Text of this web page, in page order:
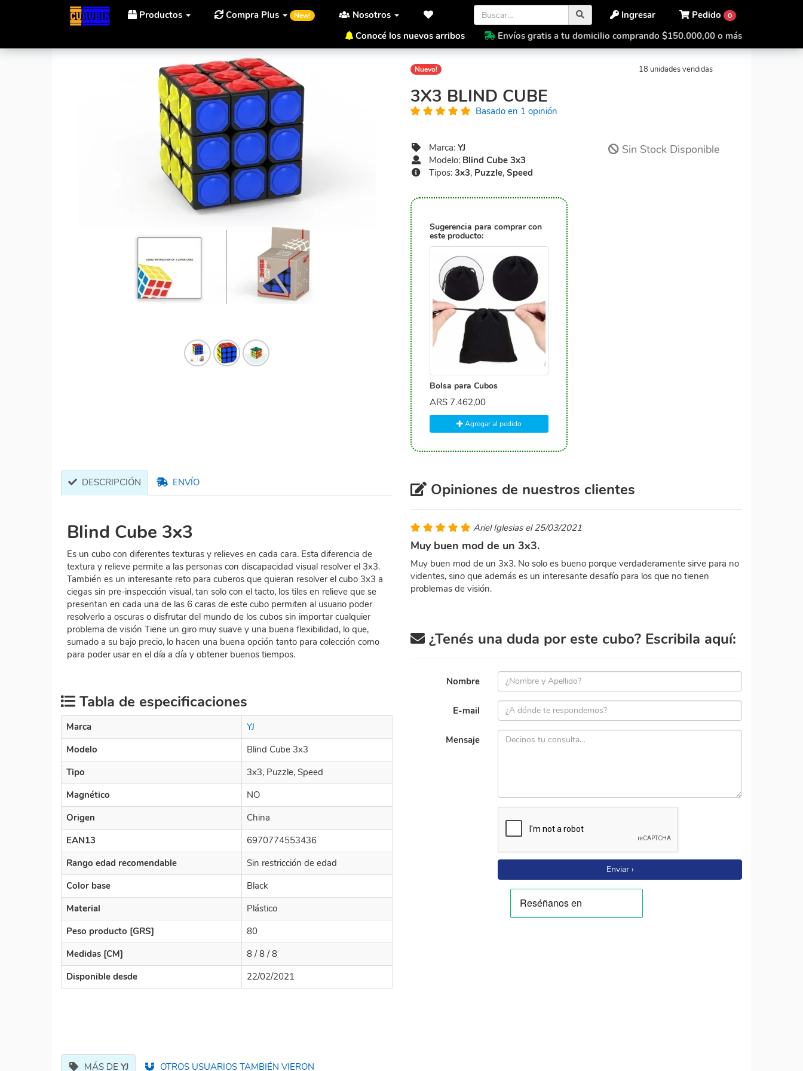
Productos Compra Plus New! Nosotros Pedido 0
Ingresar
Conocé los nuevos arribos
Envíos gratis a tu domicilio comprando $150.000,00 o más
Inicio YJ Blind Cube 3x3 3x3 Blind Cube
Nuevo! 18 unidades vendidas
3X3 BLIND CUBE
Basado en 1 opinión
Marca: YJ
Modelo: Blind Cube 3x3
Tipos: 3x3, Puzzle, Speed
Sugerencia para comprar con
este producto:
Bolsa para Cubos
ARS 7.462,00
Agregar al pedido
Sin Stock Disponible
DESCRIPCIÓN ENVÍO
Blind Cube 3x3
Es un cubo con diferentes texturas y relieves en cada cara. Esta diferencia de
textura y relieve permite a las personas con discapacidad visual resolver el 3x3.
También es un interesante reto para cuberos que quieran resolver el cubo 3x3 a
ciegas sin pre-inspección visual, tan solo con el tacto, los tiles en relieve que se
presentan en cada una de las 6 caras de este cubo permiten al usuario poder
resolverlo a oscuras o disfrutar del mundo de los cubos sin importar cualquier
problema de visión Tiene un giro muy suave y una buena flexibilidad, lo que,
sumado a su bajo precio, lo hacen una buena opción tanto para colección como
para poder usar en el día a día y obtener buenos tiempos.
Tabla de especificaciones
Marca
YJ
Modelo
Blind Cube 3x3
Tipo
3x3, Puzzle, Speed
Magnético
NO
Origen
China
EAN13
6970774553436
Rango edad recomendable
Sin restricción de edad
Color base
Black
Material
Plástico
Peso producto [GRS]
80
Medidas [CM]
8 / 8 / 8
Disponible desde
22/02/2021
Opiniones de nuestros clientes
Ariel Iglesias el 25/03/2021
Muy buen mod de un 3x3.
Muy buen mod de un 3x3. No solo es bueno porque verdaderamente sirve para no
videntes, sino que además es un interesante desafío para los que no tienen
problemas de visión.
¿Tenés una duda por este cubo? Escribila aquí:
Nombre
E-mail
Mensaje
Enviar ›
MÁS DE YJ OTROS USUARIOS TAMBIÉN VIERON